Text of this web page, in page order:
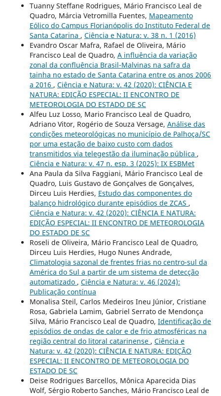
Tuanny Steffane Rodrigues, Mário Francisco Leal de
Quadro, Márcia Vetromilla Fuentes, Mapeamento
Eólico do Campus Florianópolis do Instituto Federal de
Santa Catarina , Ciência e Natura: v. 38 n. 1 (2016)
Evandro Oscar Mafra, Rafael de Oliveira, Mário
Francisco Leal de Quadro, A influência da variação
zonal da confluência Brasil-Malvinas na safra da
tainha no estado de Santa Catarina entre os anos 2006
a 2016 , Ciência e Natura: v. 42 (2020): CIÊNCIA E
NATURA: EDIÇÃO ESPECIAL: II ENCONTRO DE
METEOROLOGIA DO ESTADO DE SC
Alfeu Luz Losso, Mario Francisco Leal de Quadro,
Adriano Vitor, Rogério de Souza Versage, Análise das
condições meteorológicas no município de Palhoça/SC
por uma estação de baixo custo com dados
transmitidos via telegestão da iluminação pública ,
Ciência e Natura: v. 47 n. esp. 3 (2025): IX ESBMet
Ana Paula da Silva Faggiani, Mário Francisco Leal de
Quadro, Luis Gustavo de Gonçalves de Gonçalves,
Dirceu Luis Herdies, Estudo das componentes do
balanço hidrológico durante episódios de ZCAS ,
Ciência e Natura: v. 42 (2020): CIÊNCIA E NATURA:
EDIÇÃO ESPECIAL: II ENCONTRO DE METEOROLOGIA
DO ESTADO DE SC
Roseli de Oliveira, Mário Francisco Leal de Quadro,
Dirceu Luis Herdies, Hugo Nunes Andrade,
Climatologia sazonal de frentes frias no centro-sul da
América do Sul a partir de um sistema de detecção
automatizado , Ciência e Natura: v. 46 (2024):
Publicação contínua
Monalisa Steil, Carlos Medeiros Ineu Júnior, Cristiane
Rosa, Gabriela Lamim, Gabriel Serrato de Mendonça
Silva, Mário Francisco Leal de Quadro, Identificação de
episódios de ondas de calor e de frio atmosféricas na
região central do litoral catarinense , Ciência e
Natura: v. 42 (2020): CIÊNCIA E NATURA: EDIÇÃO
ESPECIAL: II ENCONTRO DE METEOROLOGIA DO
ESTADO DE SC
Deise Rodrigues Barcellos, Mônica Aparecida Dias
Wolf, Sérgio Roberto Sanches, Mário Francisco Leal de